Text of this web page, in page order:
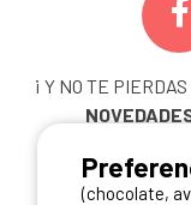
¡ Y NO TE
(chocolate,